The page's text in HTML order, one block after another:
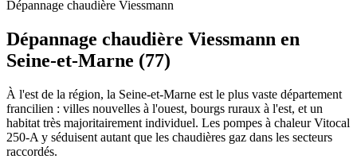
Dépannage chaudière Viessmann
Dépannage chaudière Viessmann en
Seine-et-Marne (77)
À l'est de la région, la Seine-et-Marne est le plus vaste département
francilien : villes nouvelles à l'ouest, bourgs ruraux à l'est, et un
habitat très majoritairement individuel. Les pompes à chaleur Vitocal
250-A y séduisent autant que les chaudières gaz dans les secteurs
raccordés.